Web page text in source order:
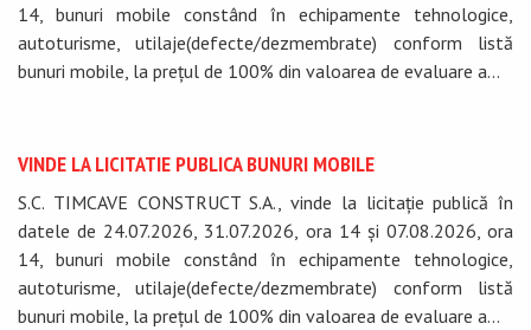
14, bunuri mobile constând în echipamente tehnologice,
autoturisme, utilaje(defecte/dezmembrate) conform listă
bunuri mobile, la prețul de 100% din valoarea de evaluare a...
VINDE LA LICITATIE PUBLICA BUNURI MOBILE
S.C. TIMCAVE CONSTRUCT S.A., vinde la licitație publică în
datele de 24.07.2026, 31.07.2026, ora 14 și 07.08.2026, ora
14, bunuri mobile constând în echipamente tehnologice,
autoturisme, utilaje(defecte/dezmembrate) conform listă
bunuri mobile, la prețul de 100% din valoarea de evaluare a...